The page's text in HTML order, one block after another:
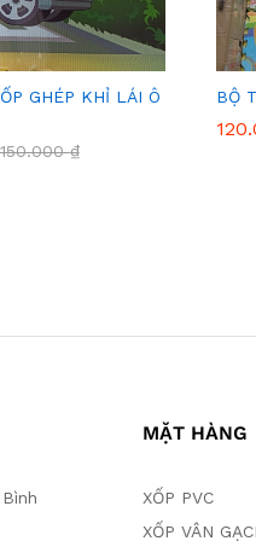
GHÉP KHỈ LÁI Ô
150.000₫
150.000₫
BỘ
MẶT HÀNG
XỐP PVC
XỐP VÂN